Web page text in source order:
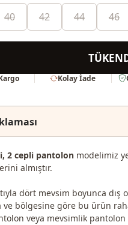
40 42 44 46
Kolay İade
2 cepli pantolonmodelimiz
almıştır.
dört mevsim boyunca dış
ve bölgesine göre bu ürün
veya mevsimlik pantolon